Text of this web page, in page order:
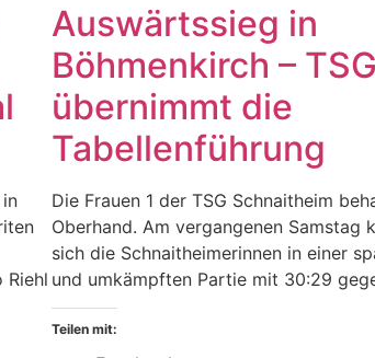
Riehl
Auswärtssieg in
Böhmenkirch – TSG
übernimmt die
Tabellenführung
Die Frauen 1 der TSG Schnaitheim
Oberhand. Am vergangenen Samstag
sich die Schnaitheimerinnen in einer
und umkämpften Partie mit 30:29
Teilen mit: